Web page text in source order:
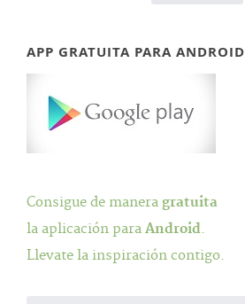
APP GRATUITA PARA ANDROID
Consigue de manera gratuita
la aplicación para Android.
Llevate la inspiración contigo.